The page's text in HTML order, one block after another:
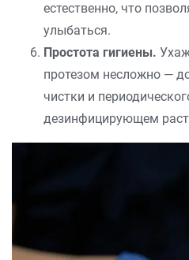
естественно, что
улыбаться.
Простота гигиены.
протезом несложно —
чистки и
дезинфицирующем